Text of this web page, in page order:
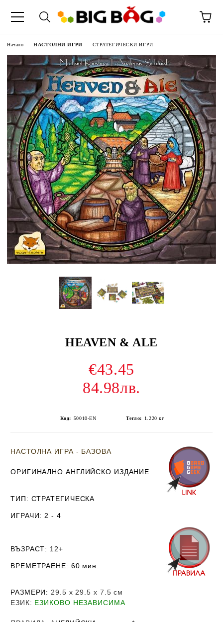
Начало НАСТОЛНИ ИГРИ СТРАТЕГИЧЕСКИ ИГРИ
HEAVEN & ALE
€43.45
84.98лв.
Код: 50010-EN Тегло: 1.220 кг
НАСТОЛНА ИГРА - БАЗОВА
ОРИГИНАЛНО АНГЛИЙСКО ИЗДАНИЕ
ТИП: СТРАТЕГИЧЕСКА
ИГРАЧИ: 2 - 4
ВЪЗРАСТ: 12+
ВРЕМЕТРАЕНЕ: 60 мин.
РАЗМЕРИ: 29.5 х 29.5 х 7.5см
ЕЗИК: ЕЗИКОВО НЕЗАВИСИМА